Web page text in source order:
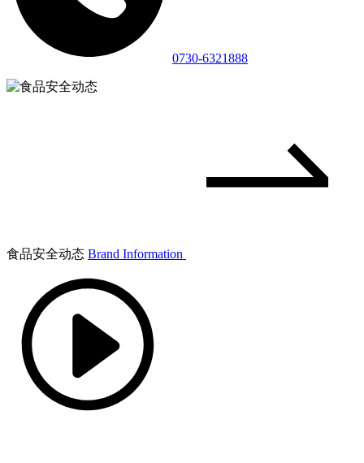
0730-6321888
食品安全动态 Brand Information